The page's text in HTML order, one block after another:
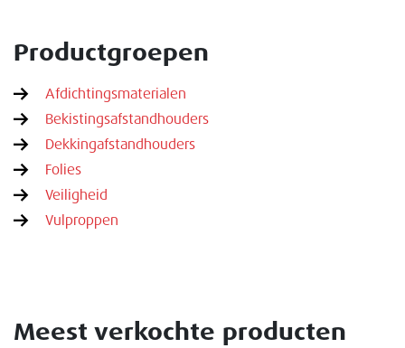
Productgroepen
Afdichtingsmaterialen
Bekistingsafstandhouders
Dekkingafstandhouders
Folies
Veiligheid
Vulproppen
Meest verkochte producten